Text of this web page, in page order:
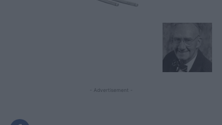
- Advertisement -